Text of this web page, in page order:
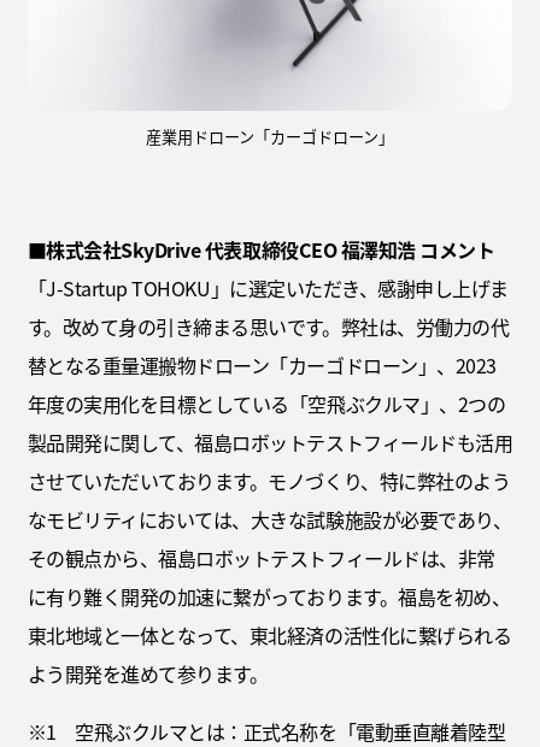
産業用ドローン「カーゴドローン」
■株式会社SkyDrive 代表取締役CEO 福澤知浩 コメント
「J-Startup TOHOKU」に選定いただき、感謝申し上げま
す。改めて身の引き締まる思いです。弊社は、労働力の代
替となる重量運搬物ドローン「カーゴドローン」、2023
年度の実用化を目標としている「空飛ぶクルマ」、2つの
製品開発に関して、福島ロボットテストフィールドも活用
させていただいております。モノづくり、特に弊社のよう
なモビリティにおいては、大きな試験施設が必要であり、
その観点から、福島ロボットテストフィールドは、非常
に有り難く開発の加速に繋がっております。福島を初め、
東北地域と一体となって、東北経済の活性化に繋げられる
よう開発を進めて参ります。
※1 空飛ぶクルマとは：正式名称を「電動垂直離着陸型